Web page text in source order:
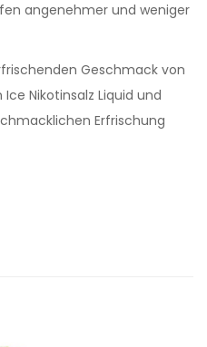
angenehmer und weniger
Geschmack von
Ice Nikotinsalz Liquid und
Erfrischung